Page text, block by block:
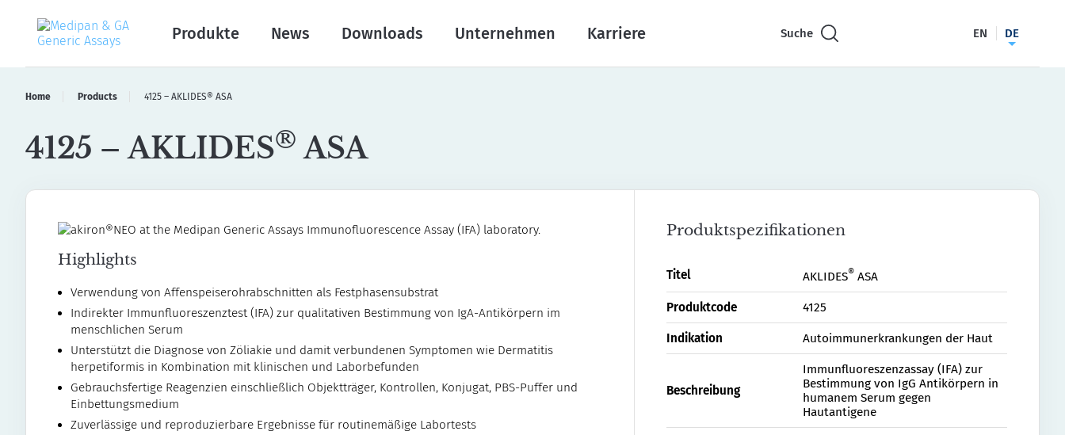
Produkte News Downloads Unternehmen Karriere Suche EN DE
Home Products 4125 – AKLIDES® ASA
4125 – AKLIDES® ASA
Highlights
Verwendung von Affenspeiserohrabschnitten als Festphasensubstrat
Indirekter Immunfluoreszenztest (IFA) zur qualitativen Bestimmung von IgA-Antikörpern im
menschlichen Serum
Unterstützt die Diagnose von Zöliakie und damit verbundenen Symptomen wie Dermatitis
herpetiformis in Kombination mit klinischen und Laborbefunden
Gebrauchsfertige Reagenzien einschließlich Objektträger, Kontrollen, Konjugat, PBS-Puffer und
Einbettungsmedium
Zuverlässige und reproduzierbare Ergebnisse für routinemäßige Labortests
Produktspezifikationen
Titel AKLIDES®ASA
Produktcode 4125
Indikation Autoimmunerkrankungen der Haut
Beschreibung
Immunfluoreszenzassay (IFA) zur
Bestimmung von IgG Antikörpern in
humanem Serum gegen
Hautantigene